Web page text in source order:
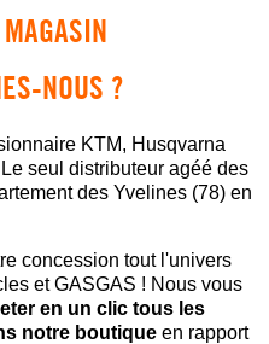
NOUS ?
KTM, Husqvarna
seul distributeur agéé des
des Yvelines (78) en
concession tout l'univers
et GASGAS ! Nous vous
en un clic tous les
notre boutique en rapport